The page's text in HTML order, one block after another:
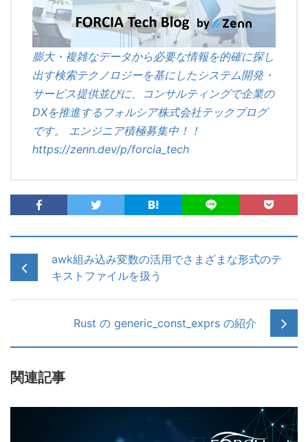
膨大・複雑なデータから必要な情報を的確に探し
出す検索テクノロジーを基にしたシステム開発・
サービス提供並びに、コンサルティングで企業の
DXを推進するフォルシア株式会社テックブログ
です。 エンジニア積極募集中！！
https://zenn.dev/p/forcia_tech
awk組み込み変数の活用でさまざまな形式のテ
キストファイルを扱う
Rust の generic_const_exprs の紹介
関連記事